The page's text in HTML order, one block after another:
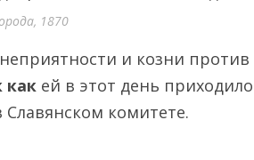
1870
и козни
как ей в этот день
комитете.